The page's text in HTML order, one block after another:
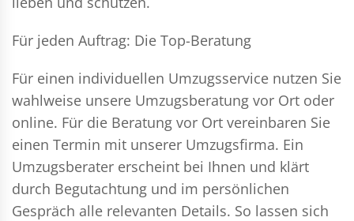
Für jeden Auftrag: Die Top-Beratung
Für einen individuellen Umzugsservice nutzen Sie
wahlweise unsere Umzugsberatung vor Ort oder
online. Für die Beratung vor Ort vereinbaren Sie
einen Termin mit unserer Umzugsfirma. Ein
Umzugsberater erscheint bei Ihnen und klärt
durch Begutachtung und im persönlichen
Gespräch alle relevanten Details. So lassen sich